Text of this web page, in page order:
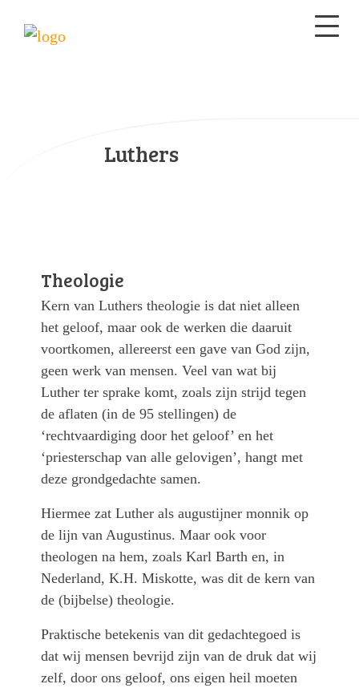
Luthers
Theologie
Kern van Luthers theologie is dat niet alleen
het geloof, maar ook de werken die daaruit
voortkomen, allereerst een gave van God zijn,
geen werk van mensen. Veel van wat bij
Luther ter sprake komt, zoals zijn strijd tegen
de aflaten (in de 95 stellingen) de
‘rechtvaardiging door het geloof’ en het
‘priesterschap van alle gelovigen’, hangt met
deze grondgedachte samen.
Hiermee zat Luther als augustijner monnik op
de lijn van Augustinus. Maar ook voor
theologen na hem, zoals Karl Barth en, in
Nederland, K.H. Miskotte, was dit de kern van
de (bijbelse) theologie.
Praktische betekenis van dit gedachtegoed is
dat wij mensen bevrijd zijn van de druk dat wij
zelf, door ons geloof, ons eigen heil moeten